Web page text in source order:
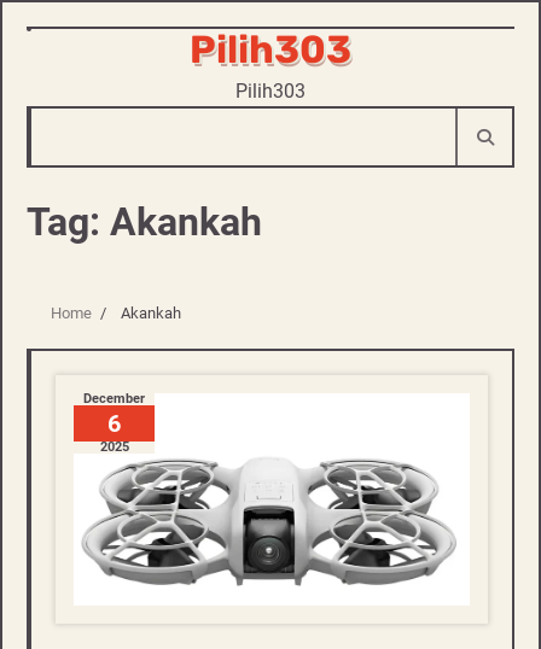
Skip
Pilih303
Pilih303
Tag: Akankah
Home Akankah
December
6
2025